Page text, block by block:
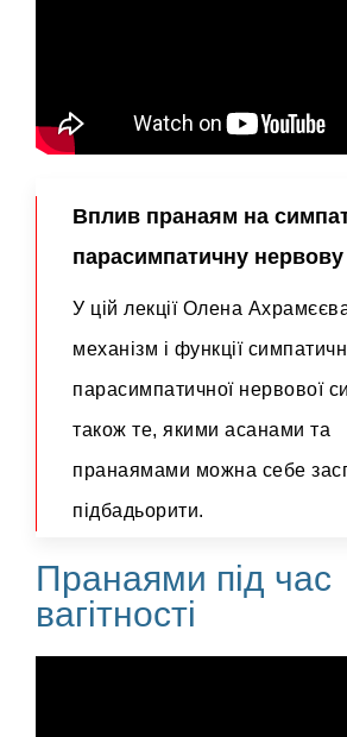
Вплив пранаям на
парасимпатичну
У цій лекції Олена
механізм і функції
парасимпатичної нервової
також те, якими асанами та
пранаямами можна себе
підбадьорити.
Пранаями під час
вагітності